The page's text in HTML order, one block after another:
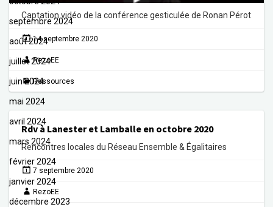
septembre 2024
août 2024
juillet 2024
juin 2024
mai 2024
avril 2024
mars 2024
février 2024
janvier 2024
décembre 2023
Captation vidéo de la conférence gesticulée de Ronan Pérot
14 septembre 2020
RezoEE
Ressources
Rdv à Lanester et Lamballe en octobre 2020
Rencontres locales du Réseau Ensemble & Égalitaires
7 septembre 2020
RezoEE